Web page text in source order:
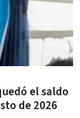
el saldo
de 2026